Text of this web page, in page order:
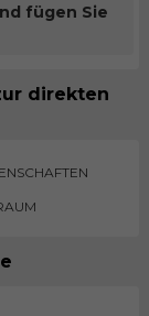
fügen Sie
direkten